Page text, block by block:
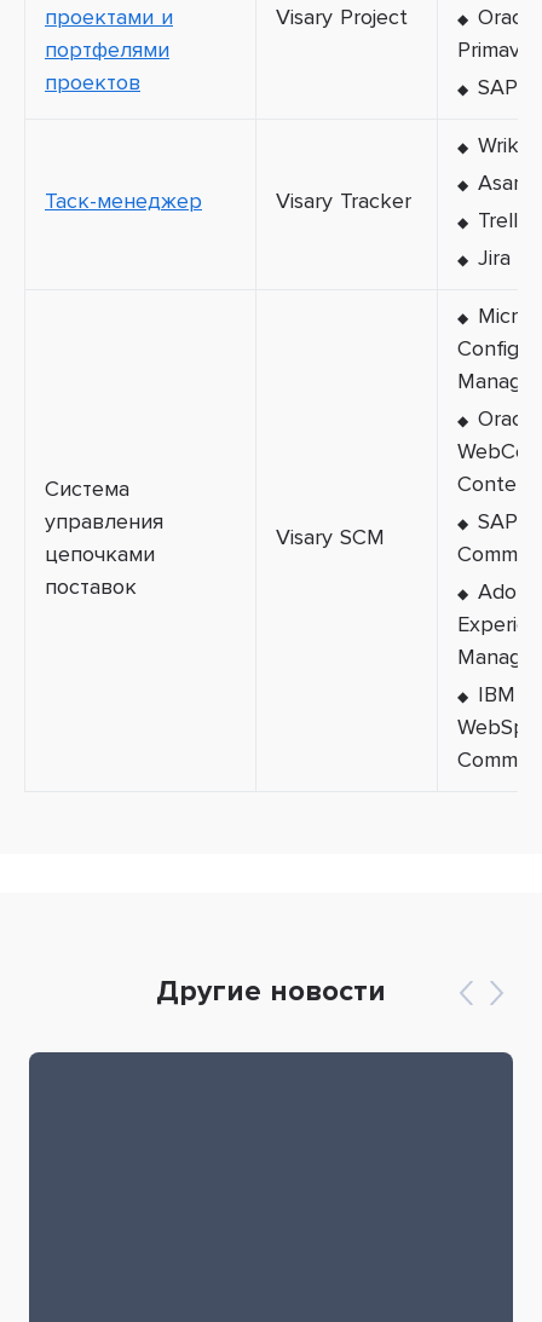
проектами и
портфелями
проектов
Visary Project
Oracle
SAP
Таск-менеджер Visary Tracker
Wrike
Asana
Trello
Jira
Система
управления
цепочками
поставок
Visary SCM
Oracle
Content
SAP
Adobe
IBM
Другие новости